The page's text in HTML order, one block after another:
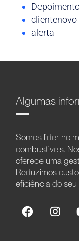
clientenovo
alerta
Algumas
Somos líder no
combustíveis.
oferece uma
Reduzimos
eficiência do seu